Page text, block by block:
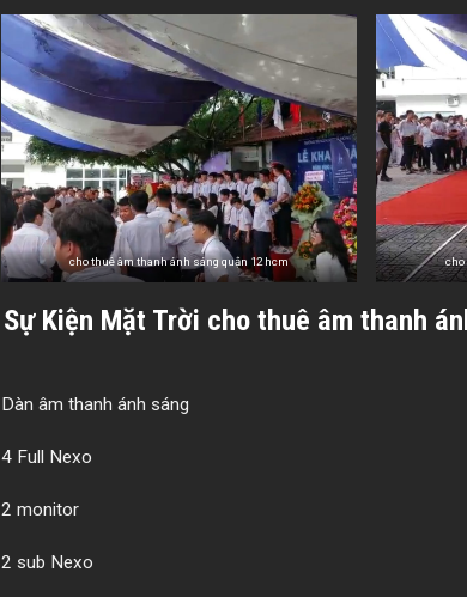
cho thuê âm thanh ánh sáng quận 12 hcm cho
Sự Kiện Mặt Trời cho thuê âm thanh
Dàn âm thanh ánh sáng
4 Full Nexo
2 monitor
2 sub Nexo